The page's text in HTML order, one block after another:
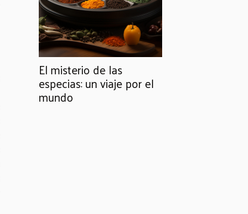
El misterio de las
especias: un viaje por el
mundo